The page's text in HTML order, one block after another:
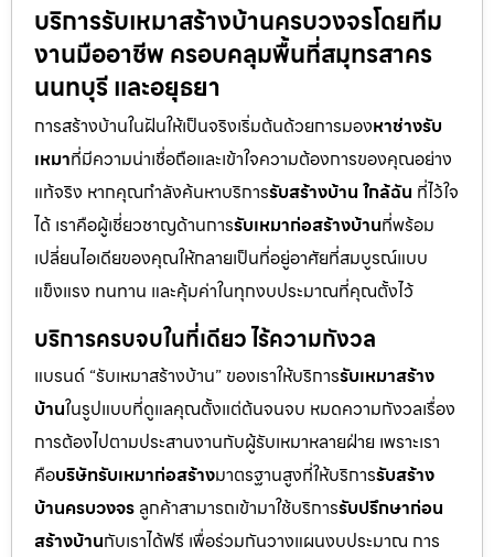
บริการรับเหมาสร้างบ้านครบวงจรโดยทีม
งานมืออาชีพ ครอบคลุมพื้นที่สมุทรสาคร
นนทบุรี และอยุธยา
การสร้างบ้านในฝันให้เป็นจริงเริ่มต้นด้วยการมองหาช่างรับ
เหมาที่มีความน่าเชื่อถือและเข้าใจความต้องการของคุณอย่าง
แท้จริง หากคุณกำลังค้นหาบริการรับสร้างบ้าน ใกล้ฉัน ที่ไว้ใจ
ได้ เราคือผู้เชี่ยวชาญด้านการรับเหมาก่อสร้างบ้านที่พร้อม
เปลี่ยนไอเดียของคุณให้กลายเป็นที่อยู่อาศัยที่สมบูรณ์แบบ
แข็งแรง ทนทาน และคุ้มค่าในทุกงบประมาณที่คุณตั้งไว้
บริการครบจบในที่เดียว ไร้ความกังวล
แบรนด์ “รับเหมาสร้างบ้าน” ของเราให้บริการรับเหมาสร้าง
บ้านในรูปแบบที่ดูแลคุณตั้งแต่ต้นจนจบ หมดความกังวลเรื่อง
การต้องไปตามประสานงานกับผู้รับเหมาหลายฝ่าย เพราะเรา
คือบริษัทรับเหมาก่อสร้างมาตรฐานสูงที่ให้บริการรับสร้าง
บ้านครบวงจร ลูกค้าสามารถเข้ามาใช้บริการรับปรึกษาก่อน
สร้างบ้านกับเราได้ฟรี เพื่อร่วมกันวางแผนงบประมาณ การ